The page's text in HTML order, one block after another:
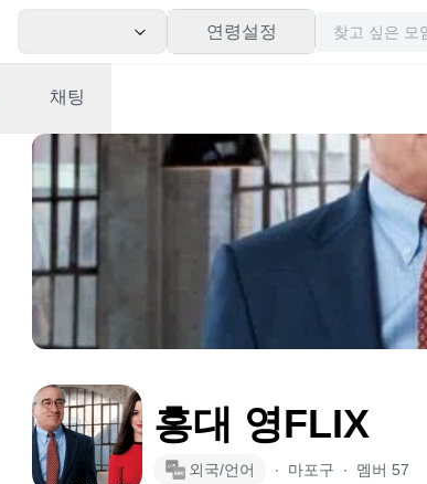
연령설정
채팅
홍대 영FLIX
외국/언어 ∙ 마포구 ∙ 멤버 57